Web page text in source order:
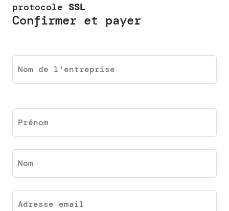
protocole SSL
Confirmer et payer